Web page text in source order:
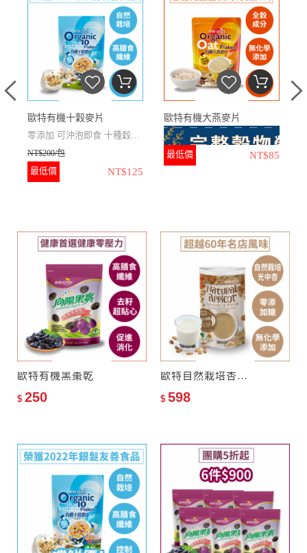
歐特有機十穀麥片
零添加 可沖泡即食 十種穀物
更豐富
榮獲2022年銀髮友善食品獎
十種穀物麥片，包含麥
片、穀類和豆類
麥片完全蒸熟，可直接沖
泡食用
★豐富膳食纖維及全穀營養
素
★無添加、無農藥殘留
製品，不適合其過敏體質者食
用。
2.本產品生產製程廠房，其設
備或生產管線有處理堅果種子
類、含有麩質的穀類、大豆及
其製品。
NT$200/包
最低價 NT$125
歐特有機大燕麥片
★包含胚芽、胚乳、麩皮，
三部分完整全穀麥粒直接壓製
100%有機成分、100%無
化學添加、100％全穀成分
高膳食纖維、高飽足感
最低價 NT$85
歐特有機黑棗乾
$ 250
歐特自然栽培杏仁飲–零添加糖
$ 598